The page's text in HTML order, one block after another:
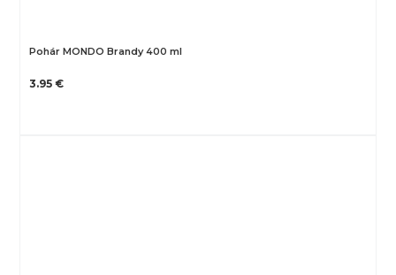
Pohár MONDO Brandy 400 ml
3.95 €